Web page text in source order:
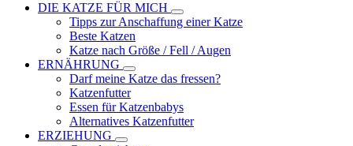
DIE KATZE FÜR MICH
Tipps zur Anschaffung einer Katze
Beste Katzen
Katze nach Größe / Fell / Augen
ERNÄHRUNG
Darf meine Katze das fressen?
Katzenfutter
Essen für Katzenbabys
Alternatives Katzenfutter
ERZIEHUNG